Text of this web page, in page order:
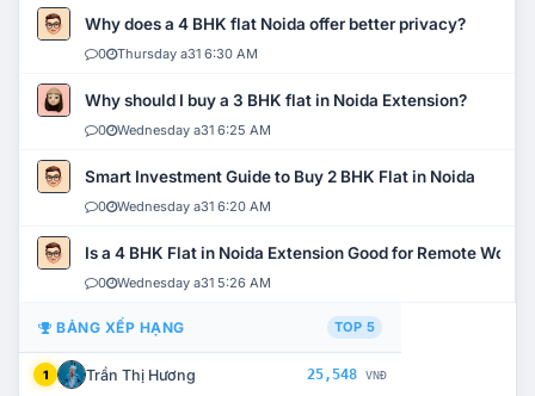
Why does a 4 BHK flat Noida offer better privacy?
0 Thursday a31 6:30 AM
Why should I buy a 3 BHK flat in Noida Extension?
0 Wednesday a31 6:25 AM
Smart Investment Guide to Buy 2 BHK Flat in Noida
0 Wednesday a31 6:20 AM
Is a 4 BHK Flat in Noida Extension Good for Remote Work?
0 Wednesday a31 5:26 AM
BẢNG XẾP HẠNG TOP 5
1 Trần Thị Hương 25,548 VNĐ